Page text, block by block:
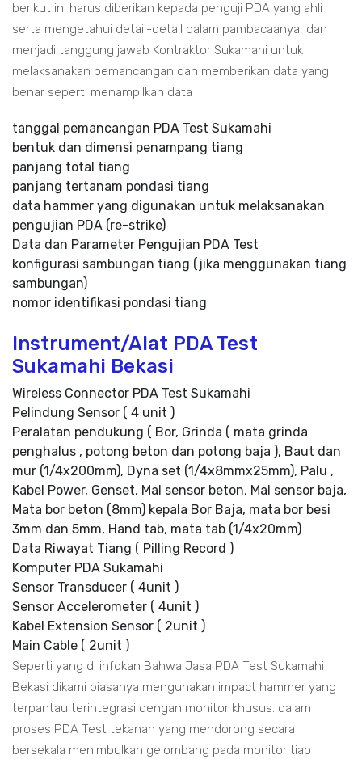
berikut ini harus diberikan kepada penguji PDA yang ahli
serta mengetahui detail-detail dalam pambacaanya, dan
menjadi tanggung jawab Kontraktor Sukamahi untuk
melaksanakan pemancangan dan memberikan data yang
benar seperti menampilkan data
tanggal pemancangan PDA Test Sukamahi
bentuk dan dimensi penampang tiang
panjang total tiang
panjang tertanam pondasi tiang
data hammer yang digunakan untuk melaksanakan
pengujian PDA (re-strike)
Data dan Parameter Pengujian PDA Test
konfigurasi sambungan tiang (jika menggunakan tiang
sambungan)
nomor identifikasi pondasi tiang
Instrument/Alat PDA Test
Sukamahi Bekasi
Wireless Connector PDA Test Sukamahi
Pelindung Sensor ( 4 unit )
Peralatan pendukung ( Bor, Grinda ( mata grinda
penghalus , potong beton dan potong baja ), Baut dan
mur (1/4x200mm), Dyna set (1/4x8mmx25mm), Palu ,
Kabel Power, Genset, Mal sensor beton, Mal sensor baja,
Mata bor beton (8mm) kepala Bor Baja, mata bor besi
3mm dan 5mm, Hand tab, mata tab (1/4x20mm)
Data Riwayat Tiang ( Pilling Record )
Komputer PDA Sukamahi
Sensor Transducer ( 4unit )
Sensor Accelerometer ( 4unit )
Kabel Extension Sensor ( 2unit )
Main Cable ( 2unit )
Seperti yang di infokan Bahwa Jasa PDA Test Sukamahi
Bekasi dikami biasanya mengunakan impact hammer yang
terpantau terintegrasi dengan monitor khusus. dalam
proses PDA Test tekanan yang mendorong secara
bersekala menimbulkan gelombang pada monitor tiap